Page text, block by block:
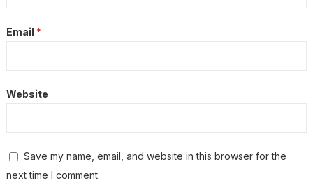
Email *
Website
Save my name, email, and website in this browser for the
next time I comment.